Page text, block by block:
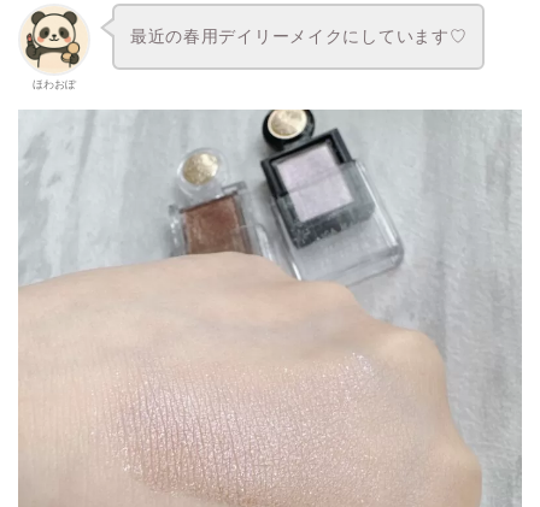
ほわおぽ
最近の春用デイリーメイクにしています♡